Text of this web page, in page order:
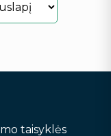
taisyklės